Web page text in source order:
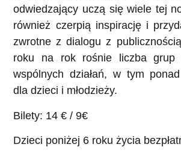
odwiedzający uczą się wiele tej
również czerpią inspirację i
zwrotne z dialogu z
roku na rok rośnie liczba grup
wspólnych działań, w tym
dla dzieci i młodzieży.
Bilety: 14 € / 9€
Dzieci poniżej 6 roku życia